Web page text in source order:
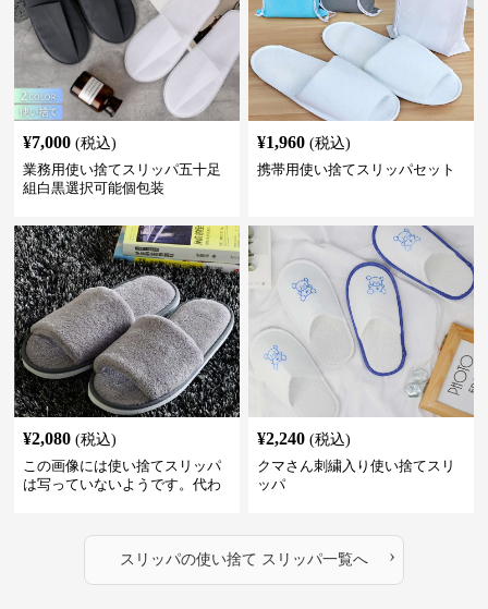
¥7,000 (税込)
業務用使い捨てスリッパ五十足
組白黒選択可能個包装
¥1,960 (税込)
携帯用使い捨てスリッパセット
¥2,080 (税込)
この画像には使い捨てスリッパ
は写っていないようです。代わ
ています。これらは再利用可能
な通常の室内履きスリッパのよ
うに見えます。
¥2,240 (税込)
クマさん刺繍入り使い捨てスリ
ッパ
スリッパの使い捨て スリッパ一覧へ ›